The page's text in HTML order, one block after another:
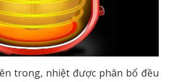
trong, nhiệt được phân bổ đều